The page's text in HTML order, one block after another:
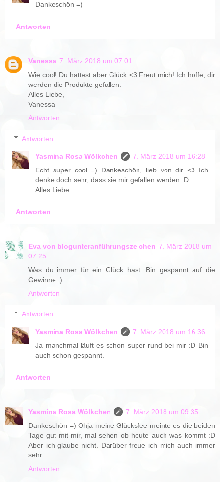
Dankeschön =)
Antworten
Vanessa 7. März 2018 um 07:01
Wie cool! Du hattest aber Glück <3 Freut mich! Ich hoffe, dir
werden die Produkte gefallen.
Alles Liebe,
Vanessa
Antworten
Antworten
Yasmina Rosa Wölkchen
7. März 2018 um 16:28
Echt super cool =) Dankeschön, lieb von dir <3 Ich
denke doch sehr, dass sie mir gefallen werden :D
Alles Liebe
Antworten
Eva von blogunteranführungszeichen 7. März 2018 um
07:25
Was du immer für ein Glück hast. Bin gespannt auf die
Gewinne :)
Antworten
Antworten
Yasmina Rosa Wölkchen
7. März 2018 um 16:36
Ja manchmal läuft es schon super rund bei mir :D Bin
auch schon gespannt.
Antworten
Yasmina Rosa Wölkchen
7. März 2018 um 09:35
Dankeschön =) Ohja meine Glücksfee meinte es die beiden
Tage gut mit mir, mal sehen ob heute auch was kommt :D
Aber ich glaube nicht. Darüber freue ich mich auch immer
sehr.
Antworten